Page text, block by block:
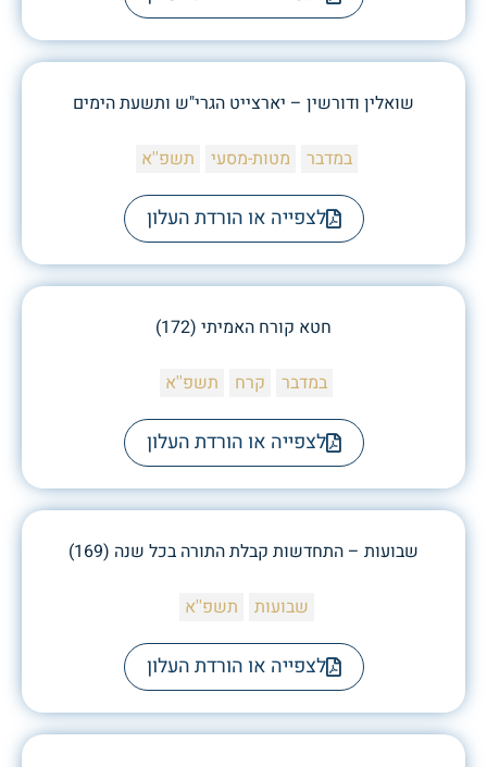
שואלין ודורשין – יארצייט הגרי"ש ותשעת הימים
במדבר מטות-מסעי תשפ''א
לצפייה או הורדת העלון
חטא קורח האמיתי (172)
במדבר קרח תשפ''א
לצפייה או הורדת העלון
שבועות – התחדשות קבלת התורה בכל שנה (169)
שבועות תשפ''א
לצפייה או הורדת העלון